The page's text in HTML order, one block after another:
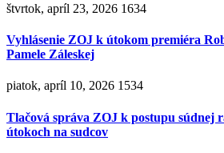
štvrtok, apríl 23, 2026 1634
Vyhlásenie ZOJ k útokom premiéra
Pamele Záleskej
piatok, apríl 10, 2026 1534
Tlačová správa ZOJ k postupu súdnej
útokoch na sudcov